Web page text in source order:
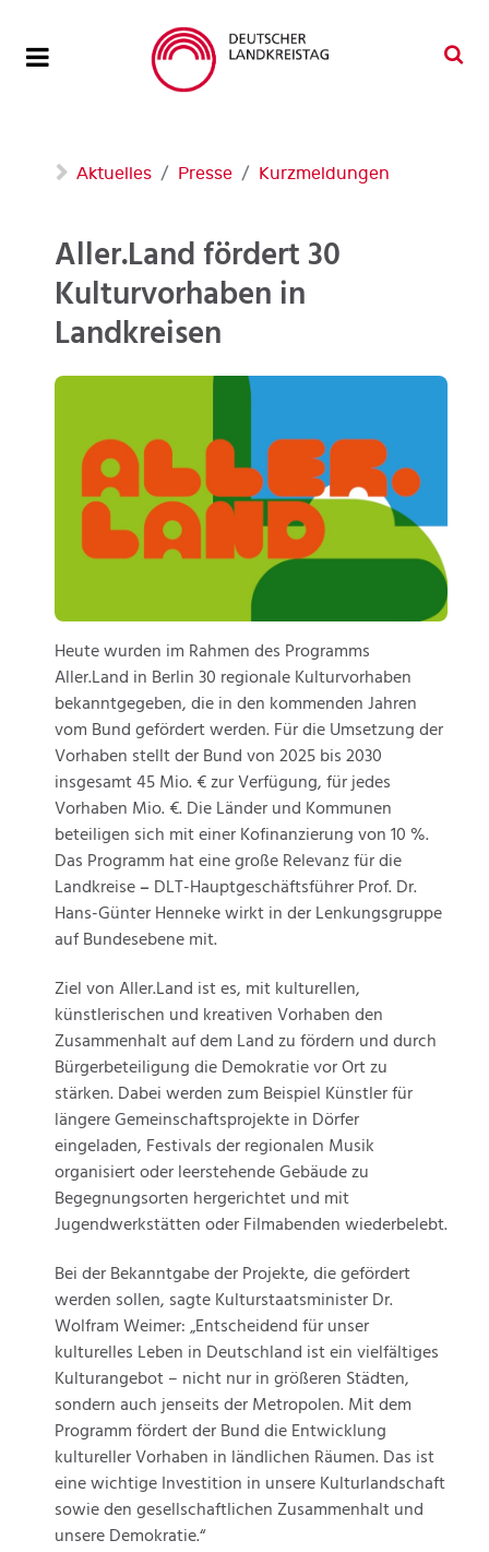
Aktuelles Presse Kurzmeldungen
Aller.Land fördert 30
Kulturvorhaben in
Landkreisen
Heute wurden im Rahmen des Programms
Aller.Land in Berlin 30 regionale Kulturvorhaben
bekanntgegeben, die in den kommenden Jahren
vom Bund gefördert werden. Für die Umsetzung der
Vorhaben stellt der Bund von 2025 bis 2030
insgesamt 45 Mio. € zur Verfügung, für jedes
Vorhaben Mio. €. Die Länder und Kommunen
beteiligen sich mit einer Kofinanzierung von 10 %.
Das Programm hat eine große Relevanz für die
Landkreise– DLT-Hauptgeschäftsführer Prof. Dr.
Hans-Günter Henneke wirkt in der Lenkungsgruppe
auf Bundesebene mit.
Ziel von Aller.Land ist es, mit kulturellen,
künstlerischen und kreativen Vorhaben den
Zusammenhalt auf dem Land zu fördern und durch
Bürgerbeteiligung die Demokratie vor Ort zu
stärken. Dabei werden zum Beispiel Künstler für
längere Gemeinschaftsprojekte in Dörfer
eingeladen, Festivals der regionalen Musik
organisiert oder leerstehende Gebäude zu
Begegnungsorten hergerichtet und mit
Jugendwerkstätten oder Filmabenden wiederbelebt.
Bei der Bekanntgabe der Projekte, die gefördert
werden sollen, sagte Kulturstaatsminister Dr.
Wolfram Weimer: „Entscheidend für unser
kulturelles Leben in Deutschland ist ein vielfältiges
Kulturangebot – nicht nur in größeren Städten,
sondern auch jenseits der Metropolen. Mit dem
Programm fördert der Bund die Entwicklung
kultureller Vorhaben in ländlichen Räumen. Das ist
eine wichtige Investition in unsere Kulturlandschaft
sowie den gesellschaftlichen Zusammenhalt und
unsere Demokratie.“